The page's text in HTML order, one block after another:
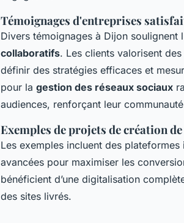
Témoignages d'entreprises
Divers témoignages à Dijon
collaboratifs. Les clients valorisent
définir des stratégies efficaces et
pour la gestion des réseaux sociaux
audiences, renforçant leur
Exemples de projets de création
Les exemples incluent des
avancées pour maximiser les
bénéficient d’une digitalisation
des sites livrés.